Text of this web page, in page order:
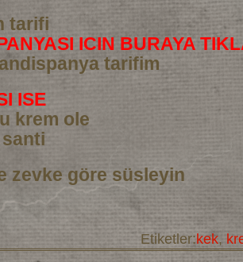
tarifi
ICIN BURAYA
tarifim
ISE
krem ole
zevke göre süsleyin
Etiketler:kek,